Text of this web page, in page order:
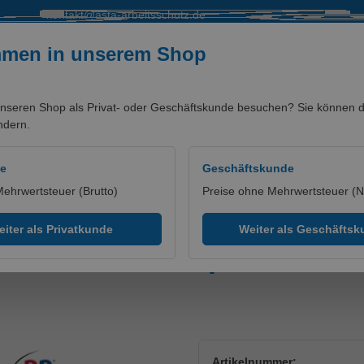
kontakt@asta-arbeitsschutz.de
in unserem Shop
Shop als Privat- oder Geschäftskunde besuchen? Sie können
(Brutto)
als Privatkunde
Geschäftskunde
Preise ohne Mehrwertsteuer
Weiter als
mit